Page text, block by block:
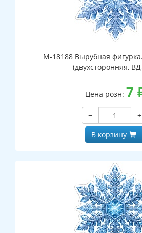
М-18188 Вырубная
(двухсторонняя,
Цена розн: 7
−
+
В корзину